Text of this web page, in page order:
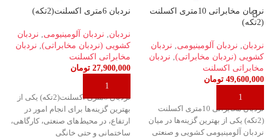
نردبان مخابراتی 10متری اکسلنت
(2تکه)
نردبان نردبان آلومینیومی
نردبان
کشویی (نردبان مخابراتی) نردبان
مخابراتی اکسلنت
49,600,000 تومان
افزودن به سبد خرید
نردبان مخابراتی 10متری اکسلنت
(2تکه) یکی از بهترین گزینه‌ها در میان
نردبان‌ آلومینیومی کشویی و صنعتی
نردبان 6متری اکسلنت(2تکه)
نردبان نردبان آلومینیومی
نردبان
کشویی (نردبان مخابراتی) نردبان
مخابراتی اکسلنت
27,900,000 تومان
افزودن به سبد خرید
نردبان 6متری اکسلنت(2تکه) یکی از
بهترین گزینه‌ها برای انجام امور در
ارتفاع، در محیط‌های صنعتی، کارگاهی،
ساختمانی و حتی خانگی